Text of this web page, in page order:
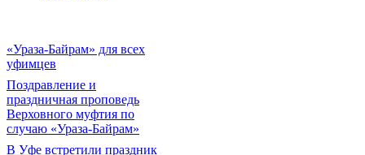
«Ураза-Байрам» для всех
уфимцев
Поздравление и
праздничная проповедь
Верховного муфтия по
случаю «Ураза-Байрам»
В Уфе встретили праздник